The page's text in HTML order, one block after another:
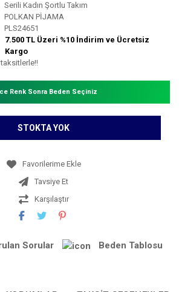
Serili Kadın Şortlu Takım
POLKAN PİJAMA
PLS24651
7.500 TL Üzeri %10 İndirim ve Ücretsiz
Kargo
Renk Sonra Beden Seçiniz
STOKTA YOK
Tavsiye Et
Karşılaştır
Sorular Beden Tablosu